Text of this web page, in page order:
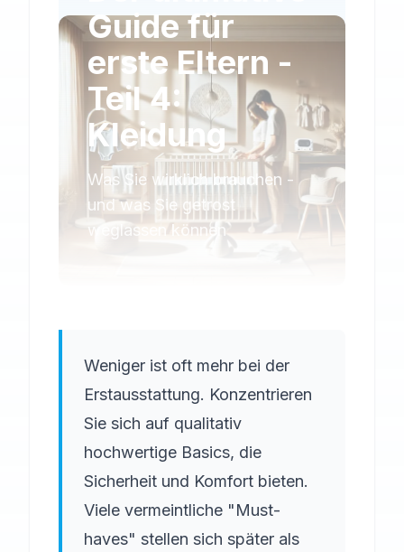
Guide für
erste Eltern -
Teil 4:
Kleidung
Was Sie wirklich brauchen -
und was Sie getrost
weglassen können
Weniger ist oft mehr bei der
Erstausstattung. Konzentrieren
Sie sich auf qualitativ
hochwertige Basics, die
Sicherheit und Komfort bieten.
Viele vermeintliche "Must-
haves" stellen sich später als